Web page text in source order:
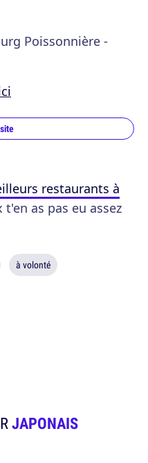
Poissonnière -
restaurants à
t'en as pas eu assez
à volonté
JAPONAIS